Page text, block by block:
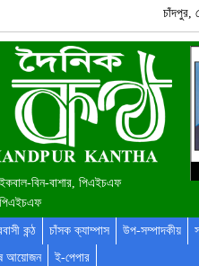
চাঁদপুর,
বিন-বাশার, পিএইচএফ
পিএইচএফ
কন্ঠ চাঁসক ক্যাম্পাস উপ-সম্পাদকীয়
আয়োজন ই-পেপার